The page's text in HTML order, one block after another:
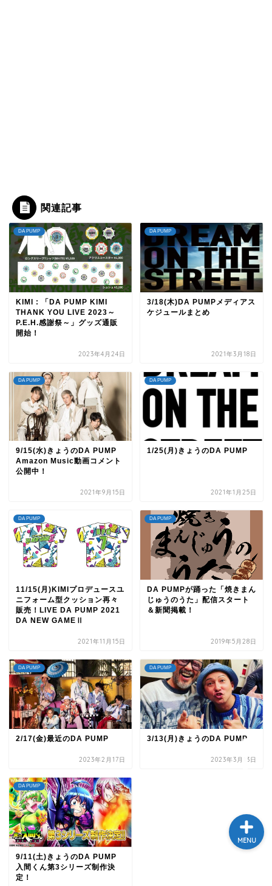
関連記事
DA PUMP
KIMI : 「DA PUMP KIMI
THANK YOU LIVE 2023～
P.E.H.感謝祭～」グッズ通販
開始！
2023年4月24日
DA PUMP
3/18(木)DA PUMPメディアス
ケジュールまとめ
2021年3月18日
DA PUMP
9/15(水)きょうのDA PUMP
Amazon Music動画コメント
公開中！
2021年9月15日
DA PUMP
1/25(月)きょうのDA PUMP
2021年1月25日
DA PUMP
11/15(月)KIMIプロデュースユ
ニフォーム型クッション再々
販売！LIVE DA PUMP 2021
DA NEW GAMEⅡ
2021年11月15日
DA PUMP
DA PUMPが踊った「焼きまん
じゅうのうた」配信スタート
＆新聞掲載！
2019年5月28日
DA PUMP
2/17(金)最近のDA PUMP
2023年2月17日
DA PUMP
3/13(月)きょうのDA PUMP
2023年3月13日
DA PUMP
9/11(土)きょうのDA PUMP
入間くん第3シリーズ制作決
定！
MENU
TOP
ラジオ
メゾン・ド・ミュージック
～DA PUMP YORIの晴れ
ばれラジオ～
ライブ・イベント